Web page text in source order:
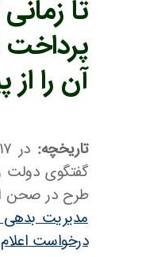
تا
پرداخت
آن را از
تاریخچه:
گفتگوی
طرح در صحن
مدیریت بدهی
درخواست